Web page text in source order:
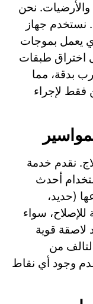
نحن
جهاز
يعمل بموجات
اختراق طبقات
بدقة، مما
فقط لإجراء
نقدم خدمة
أحدث
(حديد،
سواء
لاصقة قوية
من
وجود أي نقاط